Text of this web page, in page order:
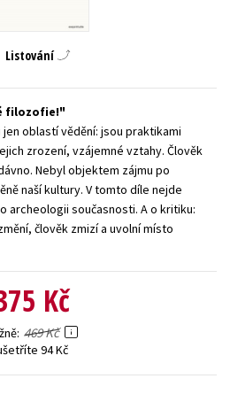
literatura
tituly
Listování
filozofie!
oblastí vědění: jsou praktikami
zrození, vzájemné vztahy. Člověk
Nebyl objektem zájmu po
naší kultury. V tomto díle nejde
archeologii současnosti. A o kritiku:
člověk zmizí a uvolní místo
Kč
469 Kč
94 Kč